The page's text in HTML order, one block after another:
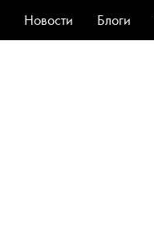
Новости Блоги
Стиль